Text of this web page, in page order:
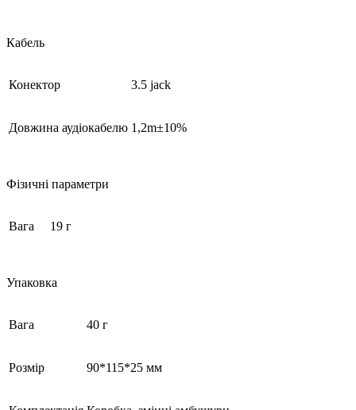
Кабель
Конектор 3.5 jack
Довжина аудіокабелю 1,2m±10%
Фізичні параметри
Вага 19 г
Упаковка
Вага 40 г
Розмір 90*115*25 мм